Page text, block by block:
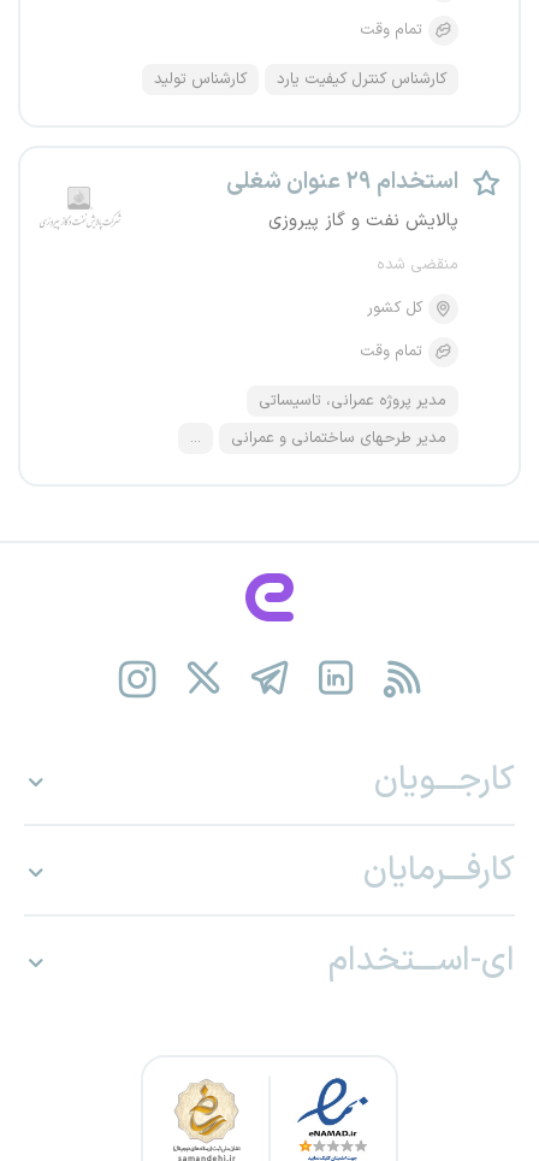
تمام وقت
کارشناس کنترل کیفیت یارد کارشناس تولید
استخدام ۲۹ عنوان شغلی
پالایش نفت و گاز پیروزی
منقضی شده
کل کشور
تمام وقت
مدیر پروژه عمرانی، تاسیساتی
مدیر طرحهای ساختمانی و عمرانی
...
کارجـــویان
کارفـــرمایان
ای-اســـتخدام